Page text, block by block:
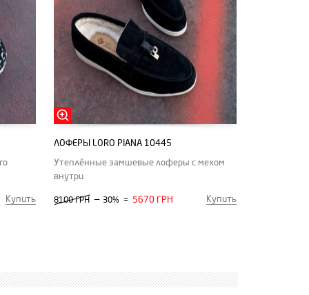
Купить
ЛОФЕРЫ LORO PIANA 10445
Утеплённые замшевые лоферы с мехом
внутри
8100 ГРН — 30% = 5670 ГРН Купить